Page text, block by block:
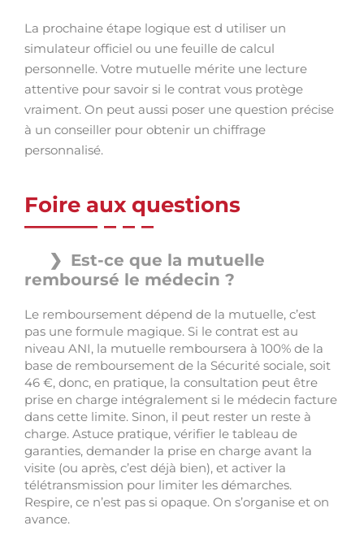
La prochaine étape logique est d utiliser un
simulateur officiel ou une feuille de calcul
personnelle. Votre mutuelle mérite une lecture
attentive pour savoir si le contrat vous protège
vraiment. On peut aussi poser une question précise
à un conseiller pour obtenir un chiffrage
personnalisé.
Foire aux questions
Est-ce que la mutuelle
remboursé le médecin ?
Le remboursement dépend de la mutuelle, c’est
pas une formule magique. Si le contrat est au
niveau ANI, la mutuelle remboursera à 100% de la
base de remboursement de la Sécurité sociale, soit
46 €, donc, en pratique, la consultation peut être
prise en charge intégralement si le médecin facture
dans cette limite. Sinon, il peut rester un reste à
charge. Astuce pratique, vérifier le tableau de
garanties, demander la prise en charge avant la
visite (ou après, c’est déjà bien), et activer la
télétransmission pour limiter les démarches.
Respire, ce n’est pas si opaque. On s’organise et on
avance.